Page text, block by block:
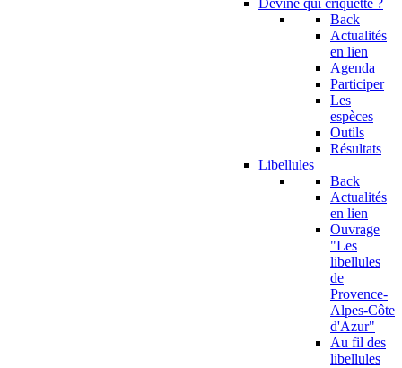
Devine qui criquette ?
Back
Actualités
en lien
Agenda
Participer
Les
espèces
Outils
Résultats
Libellules
Back
Actualités
en lien
Ouvrage
"Les
libellules
de
Provence-
Alpes-Côte
d'Azur"
Au fil des
libellules